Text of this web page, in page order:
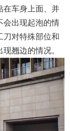
在车身上面、并
会出现起泡的情
刀对特殊部位和
翘边的情况。